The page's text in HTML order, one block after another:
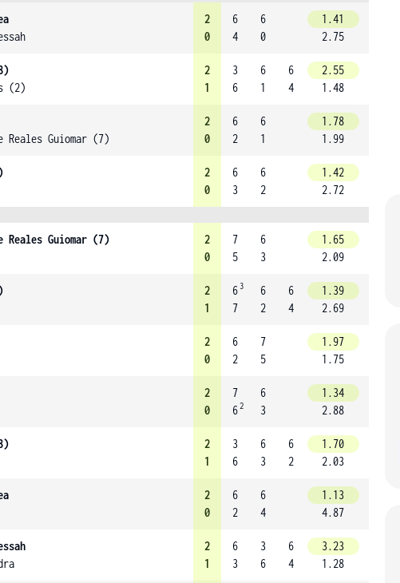
2
0
6
4
6
0
1.41
2.75
(2)
2
1
3
6
6
1
6
4
2.55
1.48
Reales Guiomar (7)
2
0
6
2
6
1
1.78
1.99
2
0
6
3
6
2
1.42
2.72
Reales Guiomar (7)
2
0
7
5
6
3
1.65
2.09
2
1
6 3
7
6
2
6
4
1.39
2.69
2
0
6
2
7
5
1.97
1.75
2
0
7
62
6
3
1.34
2.88
2
1
3
6
6
3
6
2
1.70
2.03
2
0
6
2
6
4
1.13
4.87
2
1
6
3
3
6
6
4
3.23
1.28